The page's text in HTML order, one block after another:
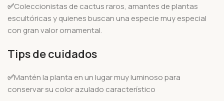
✅Coleccionistas de cactus raros, amantes de plantas
escultóricas y quienes buscan una especie muy especial
con gran valor ornamental.
Tips de cuidados
✅Mantén la planta en un lugar muy luminoso para
conservar su color azulado característico